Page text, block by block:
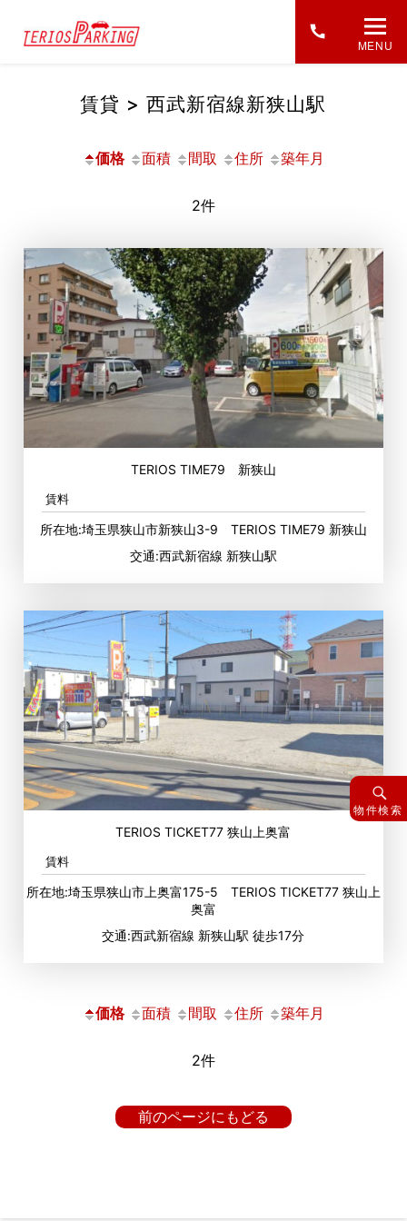
MENU
賃貸 > 西武新宿線新狭山駅
価格 面積 間取 住所 築年月
2件
TERIOS TIME79 新狭山
賃料
所在地:埼玉県狭山市新狭山3-9 TERIOS TIME79 新狭山
交通:西武新宿線 新狭山駅
TERIOS TICKET77 狭山上奥富
賃料
所在地:埼玉県狭山市上奥富175-5 TERIOS TICKET77 狭山上
奥富
交通:西武新宿線 新狭山駅 徒歩17分
価格 面積 間取 住所 築年月
2件
前のページにもどる
物件検索